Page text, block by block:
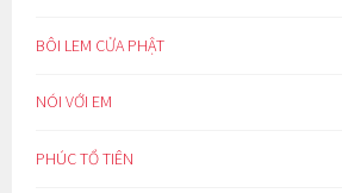
BÔI LEM CỬA PHẬT
NÓI VỚI EM
PHÚC TỔ TIÊN